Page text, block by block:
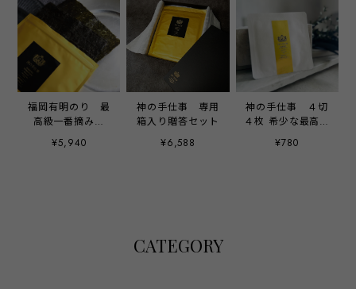
福岡有明のり 最
高級一番摘み
「神の手仕事」
¥5,940
神の手仕事 専用
箱入り贈答セット
¥6,588
神の手仕事 ４切
４枚 希少な最高級
一番摘み
¥780
CATEGORY